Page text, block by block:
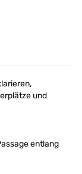
und
entlang